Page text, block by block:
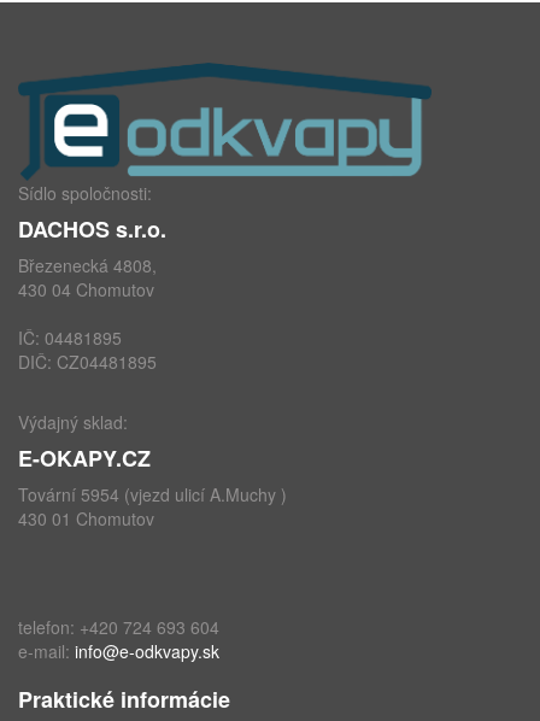
Sídlo spoločnosti:
DACHOS s.r.o.
Březenecká 4808,
430 04 Chomutov
IČ: 04481895
DIČ: CZ04481895
Výdajný sklad:
E-OKAPY.CZ
Tovární 5954 (vjezd ulicí A.Muchy )
430 01 Chomutov
telefon: +420 724 693 604
e-mail: info@e-odkvapy.sk
Praktické informácie